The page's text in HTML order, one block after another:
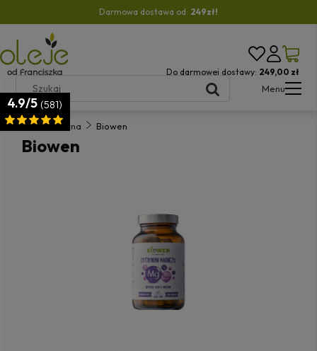
Darmowa dostawa od: 249zł!
Do darmowej dostawy: 249,00 zł
Menu
Strona główna Biowen
Biowen
4.9/5 (581)